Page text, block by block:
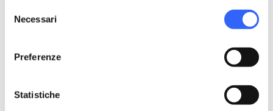
delNecessari
Preferenze
Statistiche
holiday_village Pacchetti e soggiorni chevron_right
chevron_right